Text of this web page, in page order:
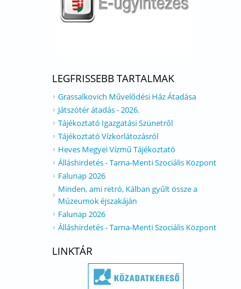
LEGFRISSEBB TARTALMAK
Grassalkovich Művelődési Ház Átadása
Játszótér átadás - 2026.
Tájékoztató Igazgatási Szünetről
Tájékoztató Vízkorlátozásról
Heves Megyei Vízmű Tájékoztató
Álláshirdetés - Tarna-Menti Szociális Központ
Falunap 2026
Minden, ami retró, Kálban gyűlt össze a
Múzeumok éjszakáján
Falunap 2026
Álláshirdetés - Tarna-Menti Szociális Központ
LINKTÁR